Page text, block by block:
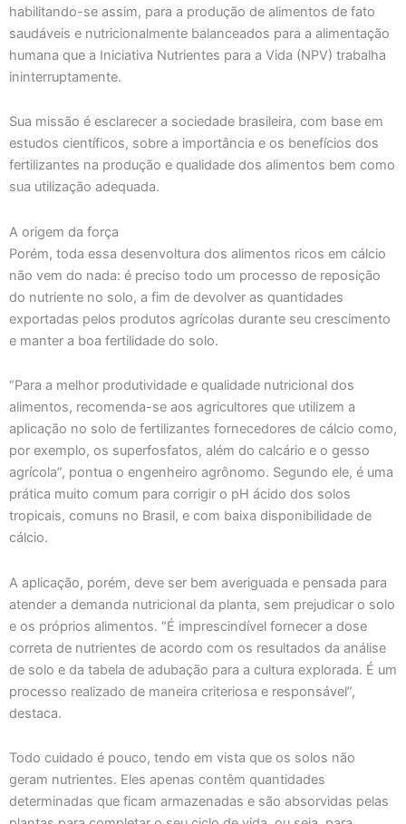
habilitando-se assim, para a produção de alimentos de fato
saudáveis e nutricionalmente balanceados para a alimentação
humana que a Iniciativa Nutrientes para a Vida (NPV) trabalha
ininterruptamente.
Sua missão é esclarecer a sociedade brasileira, com base em
estudos científicos, sobre a importância e os benefícios dos
fertilizantes na produção e qualidade dos alimentos bem como
sua utilização adequada.
A origem da força
Porém, toda essa desenvoltura dos alimentos ricos em cálcio
não vem do nada: é preciso todo um processo de reposição
do nutriente no solo, a fim de devolver as quantidades
exportadas pelos produtos agrícolas durante seu crescimento
e manter a boa fertilidade do solo.
“Para a melhor produtividade e qualidade nutricional dos
alimentos, recomenda-se aos agricultores que utilizem a
aplicação no solo de fertilizantes fornecedores de cálcio como,
por exemplo, os superfosfatos, além do calcário e o gesso
agrícola”, pontua o engenheiro agrônomo. Segundo ele, é uma
prática muito comum para corrigir o pH ácido dos solos
tropicais, comuns no Brasil, e com baixa disponibilidade de
cálcio.
A aplicação, porém, deve ser bem averiguada e pensada para
atender a demanda nutricional da planta, sem prejudicar o solo
e os próprios alimentos. “É imprescindível fornecer a dose
correta de nutrientes de acordo com os resultados da análise
de solo e da tabela de adubação para a cultura explorada. É um
processo realizado de maneira criteriosa e responsável”,
destaca.
Todo cuidado é pouco, tendo em vista que os solos não
geram nutrientes. Eles apenas contêm quantidades
determinadas que ficam armazenadas e são absorvidas pelas